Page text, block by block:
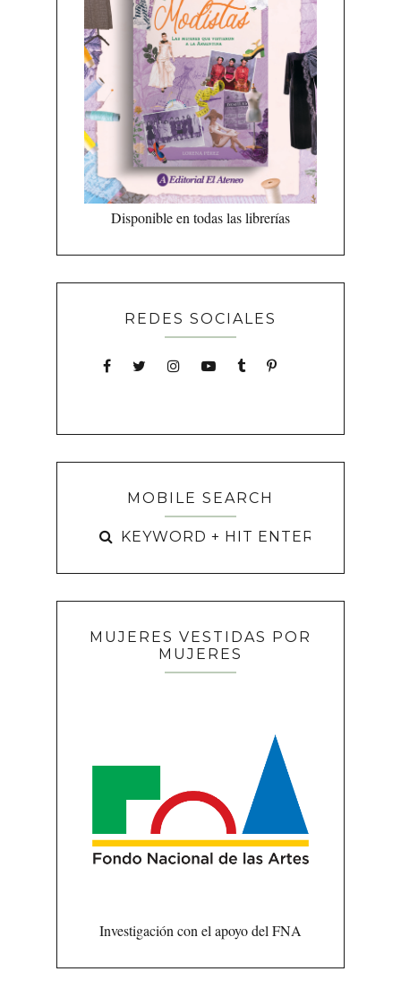
Disponible en todas las librerías
REDES SOCIALES
MOBILE SEARCH
MUJERES VESTIDAS POR
MUJERES
Investigación con el apoyo del FNA